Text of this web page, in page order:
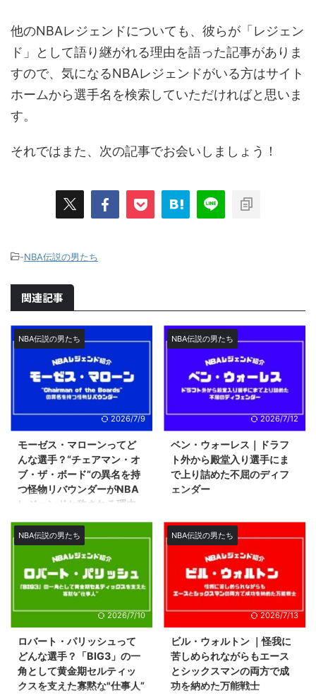
他のNBAレジェンドについても、彼らが「レジェン
ド」として語り継がれる理由を語った記事がありま
すので、気になるNBAレジェンドがいる方はサイト
ホームから選手名を検索していただければと思いま
す。
それではまた、次の記事でお会いしましょう！
-NBA伝説の男たち
関連記事
NBA伝説の男たち
2026/7/9
モーゼス・マローンってど
んな選手？“チェアマン・オ
ブ・ザ・ボード”の異名を持
つ怪物リバウンダーがNBA
レジェンドと称される理由
2001年にバスケットボール殿堂
入りを果たしているレジェンド
「モーゼス・マローン」。 1970
年代〜1980年代にかけてリーグ
を代表するセンターとして活躍し
の割にNBAファンでもあまり知名
度の高くないプレイヤーの代表格
なのではないでしょうか？ そこ
でこの記事では、そんなモーゼ
ス・マローンがどんな選手だった
のかをご紹介していこうと思いま
NBA伝説の男たち
2026/7/12
ベン・ウォーレス｜ドラフ
ト外から殿堂入り選手にま
で上り詰めた不屈のディフ
ェンダー
番である背番号「3」。 これは
2004年のピストンズの優勝に大
きく貢献し、史上最高のディフェ
ンダーの1人として名高い「ベ
ン・ウォーレス」のものです。
個人としても数々のアワードを受
いますが、活躍したのが主に
見始めた方はその実力をあまりよ
く知らないのではないでしょう
か？ そこでこの記事では、そん
なベン・ウォーレスがどんな選手
NBA伝説の男たち
2026/7/10
ロバート・パリッシュって
どんな選手？「BIG3」の一
角として黄金期セルティッ
クスを支えた寡黙な"仕事人”
NBA伝説の男たち
2026/7/13
ビル・ウォルトン ｜怪我に
苦しめられながらもエース
とシックスマンの両方で成
功を納めた万能戦士